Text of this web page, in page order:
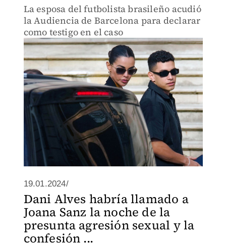
La esposa del futbolista brasileño acudió
la Audiencia de Barcelona para declarar
como testigo en el caso
19.01.2024/
Dani Alves habría llamado a
Joana Sanz la noche de la
presunta agresión sexual y la
confesión ...